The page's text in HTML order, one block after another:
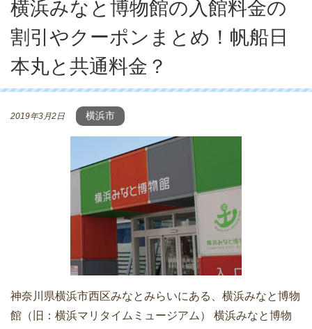
横浜みなと博物館の入館料金の
割引やクーポンまとめ！帆船日
本丸と共通料金？
2019年3月2日 横浜市
神奈川県横浜市西区みなとみらいにある、横浜みなと博物
館（旧：横浜マリタイムミュージアム） 横浜みなと博物